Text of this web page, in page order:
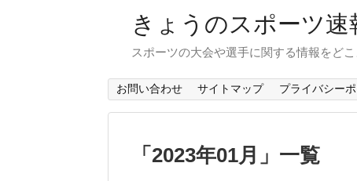
きょうのスポーツ速
スポーツの大会や選手に関する情報をど
お問い合わせ サイトマップ プライバシー
「 2023年01月 」 一覧